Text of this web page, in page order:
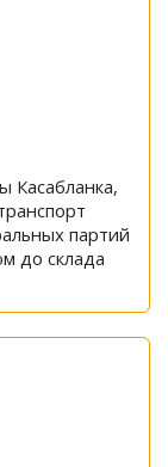
Касабланка,
партий
до склада